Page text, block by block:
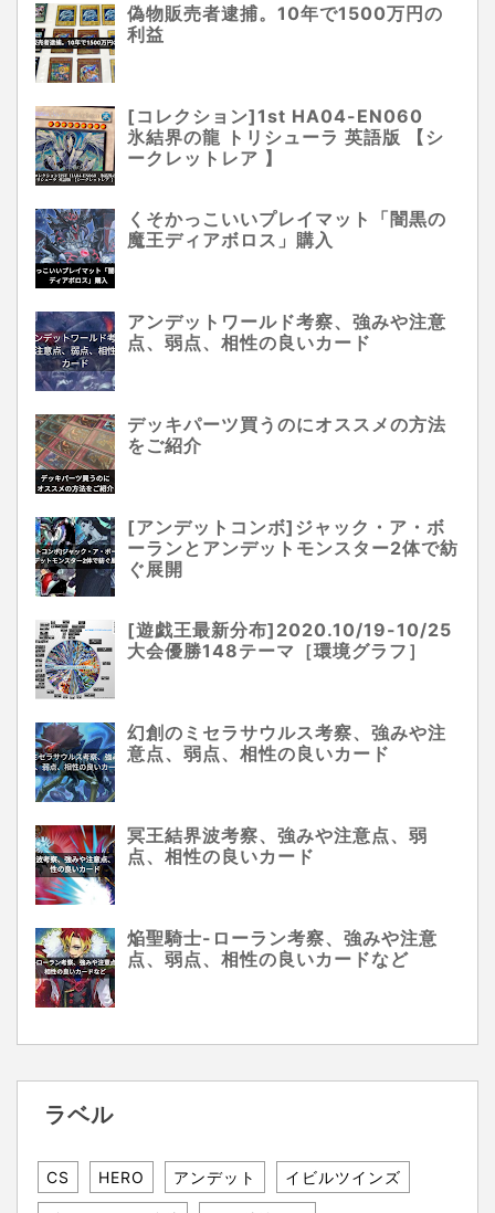
偽物販売者逮捕。10年で1500万円の
利益
[コレクション]1st HA04-EN060
氷結界の龍 トリシューラ 英語版 【シ
ークレットレア 】
くそかっこいいプレイマット「闇黒の
魔王ディアボロス」購入
アンデットワールド考察、強みや注意
点、弱点、相性の良いカード
デッキパーツ買うのにオススメの方法
をご紹介
[アンデットコンボ]ジャック・ア・ボ
ーランとアンデットモンスター2体で紡
ぐ展開
[遊戯王最新分布]2020.10/19-10/25
大会優勝148テーマ［環境グラフ］
幻創のミセラサウルス考察、強みや注
意点、弱点、相性の良いカード
冥王結界波考察、強みや注意点、弱
点、相性の良いカード
焔聖騎士-ローラン考察、強みや注意
点、弱点、相性の良いカードなど
ラベル
CS HERO アンデット イビルツインズ